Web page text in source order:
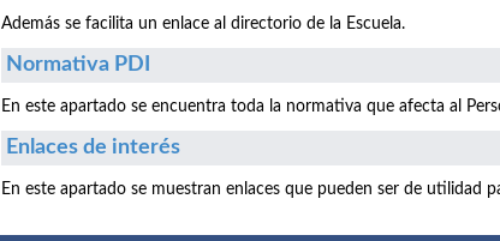
Además se facilita un enlace al directorio de la Escuela.
Normativa PDI
En este apartado se encuentra toda la normativa que afecta al
Enlaces de interés
En este apartado se muestran enlaces que pueden ser de utilidad